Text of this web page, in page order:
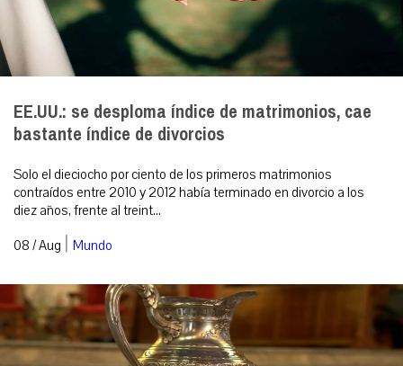
EE.UU.: se desploma índice de matrimonios, cae
bastante índice de divorcios
Solo el dieciocho por ciento de los primeros matrimonios
contraídos entre 2010 y 2012 había terminado en divorcio a los
diez años, frente al treint...
08 / Aug | Mundo